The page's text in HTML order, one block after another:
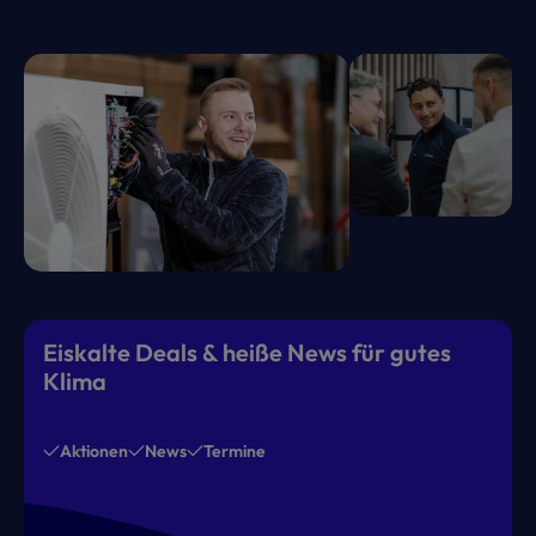
Eiskalte Deals & heiße News für gutes
Klima
Aktionen News Termine